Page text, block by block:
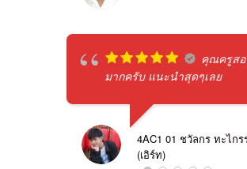
คุณครูส
มากครับ แนะนำสุดๆเลย
4AC1 01 ชวัลกร ทะไกร
(เอิร์ท)